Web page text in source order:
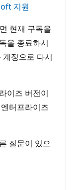
지원
현재 구독을
을 종료하시
정으로 다시
이즈 버전이
터프라이즈
질문이 있으